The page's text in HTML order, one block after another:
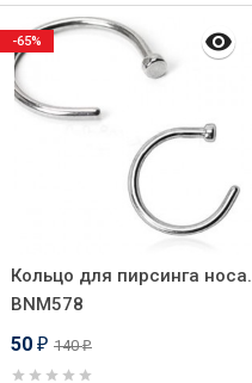
Кольцо для пирсинга носа.
BNM578
50 ₽ 140₽
-65%